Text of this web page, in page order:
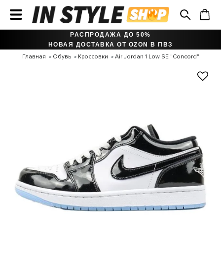
РАСПРОДАЖА ДО 50%
НОВАЯ ДОСТАВКА ОТ OZON В ПВЗ
Главная Обувь Кроссовки Air Jordan 1 Low SE "Concord"